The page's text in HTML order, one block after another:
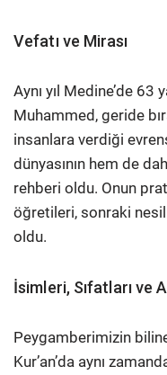
Vefatı ve Mirası
Aynı yıl Medine’de 63
Muhammed, geride
insanlara verdiği
dünyasının hem de
rehberi oldu. Onun
öğretileri, sonraki
oldu.
İsimleri, Sıfatları ve
Peygamberimizin
Kur’an’da aynı